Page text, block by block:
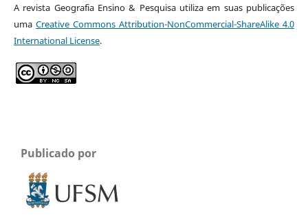
A revista Geografia Ensino & Pesquisa utiliza em suas publicações
uma Creative Commons Attribution-NonCommercial-ShareAlike 4.0
International License.
Publicado por